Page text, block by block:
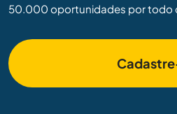
50.000 oportunidades por todo